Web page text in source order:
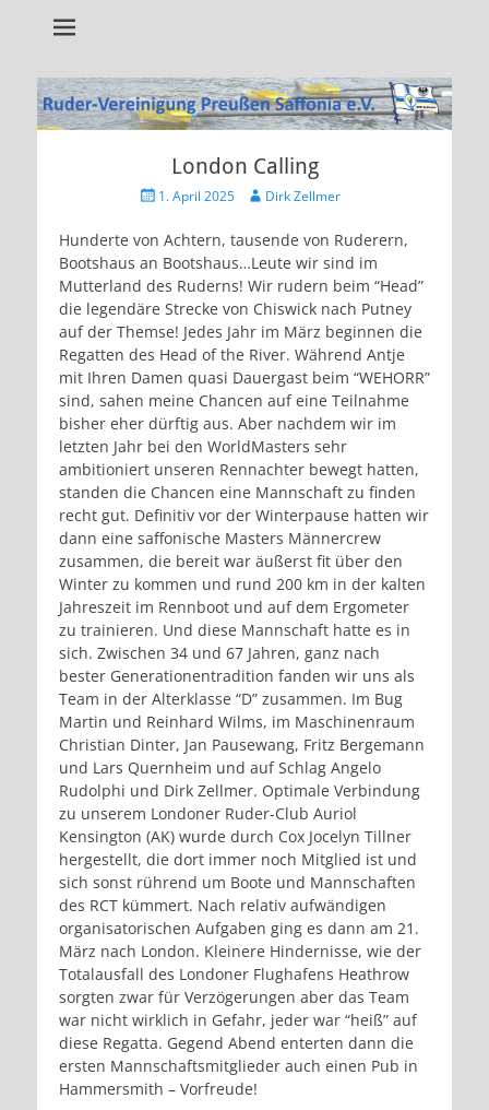
London Calling
Veröffentlicht
1. April 2025 AutorDirk Zellmer
Hunderte von Achtern, tausende von Ruderern,
Bootshaus an Bootshaus…Leute wir sind im
Mutterland des Ruderns! Wir rudern beim “Head”
die legendäre Strecke von Chiswick nach Putney
auf der Themse! Jedes Jahr im März beginnen die
Regatten des Head of the River. Während Antje
mit Ihren Damen quasi Dauergast beim “WEHORR”
sind, sahen meine Chancen auf eine Teilnahme
bisher eher dürftig aus. Aber nachdem wir im
letzten Jahr bei den WorldMasters sehr
ambitioniert unseren Rennachter bewegt hatten,
standen die Chancen eine Mannschaft zu finden
recht gut. Definitiv vor der Winterpause hatten wir
dann eine saffonische Masters Männercrew
zusammen, die bereit war äußerst fit über den
Winter zu kommen und rund 200 km in der kalten
Jahreszeit im Rennboot und auf dem Ergometer
zu trainieren. Und diese Mannschaft hatte es in
sich. Zwischen 34 und 67 Jahren, ganz nach
bester Generationentradition fanden wir uns als
Team in der Alterklasse “D” zusammen. Im Bug
Martin und Reinhard Wilms, im Maschinenraum
Christian Dinter, Jan Pausewang, Fritz Bergemann
und Lars Quernheim und auf Schlag Angelo
Rudolphi und Dirk Zellmer. Optimale Verbindung
zu unserem Londoner Ruder-Club Auriol
Kensington (AK) wurde durch Cox Jocelyn Tillner
hergestellt, die dort immer noch Mitglied ist und
sich sonst rührend um Boote und Mannschaften
des RCT kümmert. Nach relativ aufwändigen
organisatorischen Aufgaben ging es dann am 21.
März nach London. Kleinere Hindernisse, wie der
Totalausfall des Londoner Flughafens Heathrow
sorgten zwar für Verzögerungen aber das Team
war nicht wirklich in Gefahr, jeder war “heiß” auf
diese Regatta. Gegend Abend enterten dann die
ersten Mannschaftsmitglieder auch einen Pub in
Hammersmith – Vorfreude!